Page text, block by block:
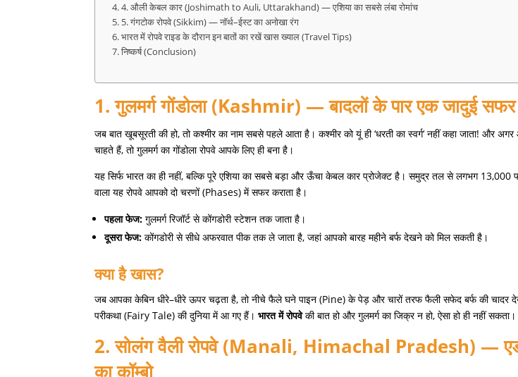
4. औली केबल कार (Joshimath to Auli, Uttarakhand) — एशिया का सबसे लंबा रोमांच
5. गंगटोक रोपवे (Sikkim) — नॉर्थ–ईस्ट का अनोखा रंग
भारत में रोपवे राइड के दौरान इन बातों का रखें खास ख्याल (Travel Tips)
निष्कर्ष (Conclusion)
1.गुलमर्गगोंडोला(Kashmir) —बादलोंकेपारएकजादुईसफर
जब बात खूबसूरती की हो,तो कश्मीर का नाम सबसे पहले आता है। कश्मीर को यूं ही‘धरती का स्वर्ग‘नहीं कहा जाता!और अगर
चाहते हैं,तो गुलमर्ग का गोंडोला रोपवे आपके लिए ही बना है।
यह सिर्फ भारत का ही नहीं,बल्कि पूरे एशिया का सबसे बड़ा और ऊँचा केबल कार प्रोजेक्ट है। समुद्र तल से लगभग13,000
वाला यह रोपवे आपको दो चरणों(Phases)में सफर कराता है।
पहला फेज: गुलमर्ग रिजॉर्ट से कोंगडोरी स्टेशन तक जाता है।
दूसरा फेज: कोंगडोरी से सीधे अफरवात पीक तक ले जाता है,जहां आपको बारह महीने बर्फ देखने को मिल सकती है।
क्या है खास?
जब आपका केबिन धीरे–धीरे ऊपर चढ़ता है,तो नीचे फैले घने पाइन (Pine)के पेड़ और चारों तरफ फैली सफेद बर्फ की चादर
परीकथा(Fairy Tale)की दुनिया में आ गए हैं।भारत में रोपवेकी बात हो और गुलमर्ग का जिक्र न हो,ऐसा हो ही नहीं सकता।
2.सोलंगवैलीरोपवे(Manali, Himachal Pradesh) —
काकॉम्बो